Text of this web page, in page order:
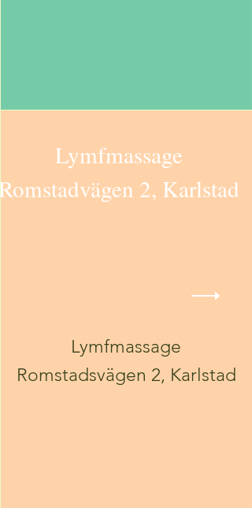
Lymfmassage
2, Karlstad
Lymfmassage
Romstadsvägen 2, Karlstad